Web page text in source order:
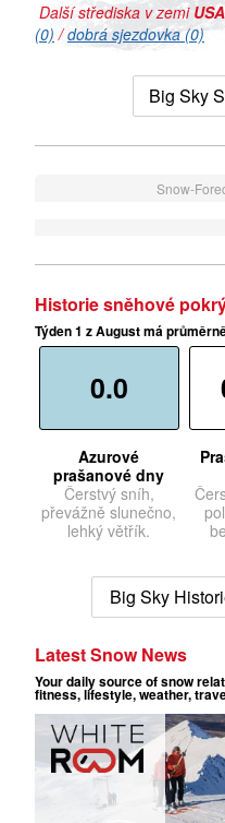
Další střediska v zemi
(0) /dobrá sjezdovka (0)
Big Sky
Snow-
Historie sněhové
Týden 1 z August má
0.0
Azurové
prašanové dny
Čerstvý sníh,
převážně slunečno,
lehký větřík.
Big Sky